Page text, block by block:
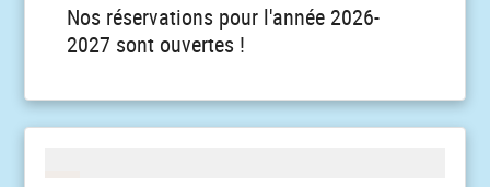
Nos réservations pour l'année 2026-
2027 sont ouvertes !